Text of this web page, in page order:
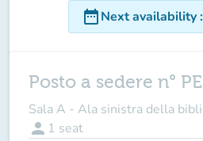
date_rangeNext availability:
Posto a sedere n°
Sala A - Ala sinistra della
person 1 seat